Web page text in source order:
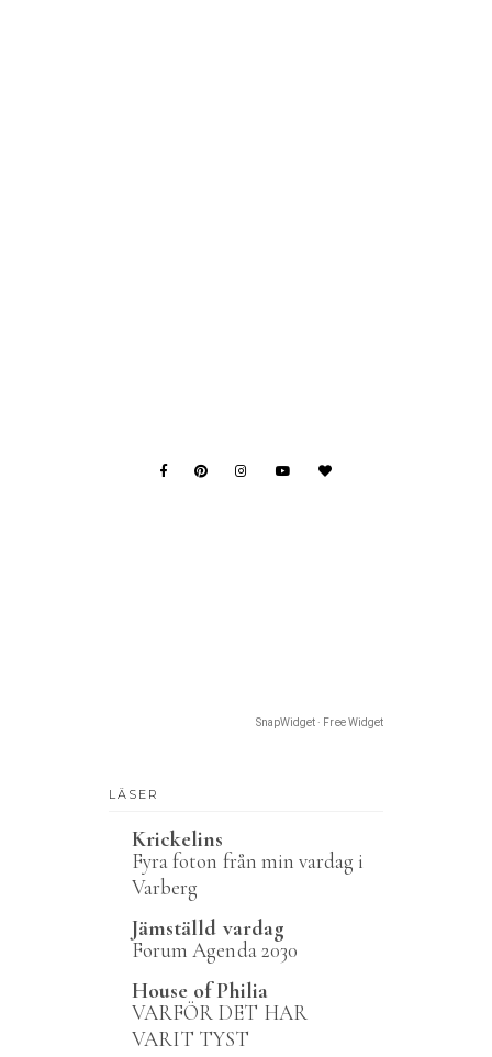
SnapWidget · Free Widget
LÄSER
Krickelins
Fyra foton från min vardag i
Varberg
Jämställd vardag
Forum Agenda 2030
House of Philia
VARFÖR DET HAR
VARIT TYST